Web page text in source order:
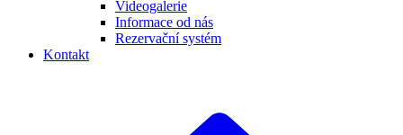
Videogalerie
Informace od nás
Rezervační systém
Kontakt